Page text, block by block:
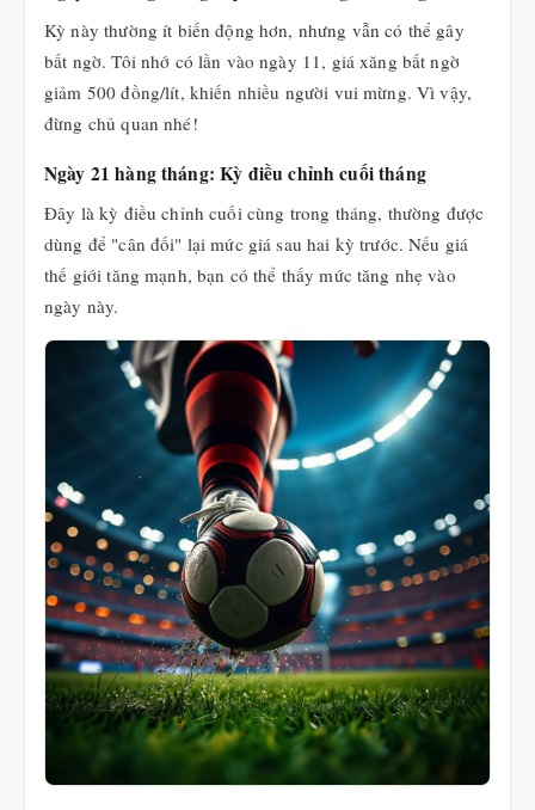
Kỳ này thường ít biến động hơn, nhưng vẫn có thể gây
bất ngờ. Tôi nhớ có lần vào ngày 11, giá xăng bất ngờ
giảm 500 đồng/lít, khiến nhiều người vui mừng. Vì vậy,
đừng chủ quan nhé!
Ngày 21 hàng tháng: Kỳ điều chỉnh cuối tháng
Đây là kỳ điều chỉnh cuối cùng trong tháng, thường được
dùng để "cân đối" lại mức giá sau hai kỳ trước. Nếu giá
thế giới tăng mạnh, bạn có thể thấy mức tăng nhẹ vào
ngày này.